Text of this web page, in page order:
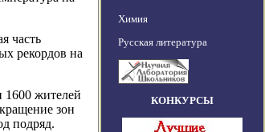
часть
рекордов на
1600 жителей
зон
подряд.
Химия
Русская литература
КОНКУРСЫ